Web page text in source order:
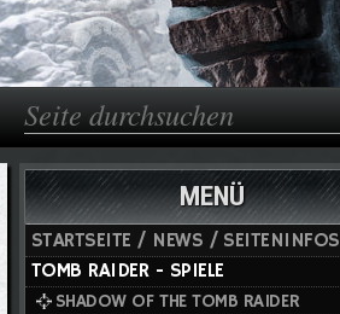
Suchformular
Suche
MENÜ
STARTSEITE / NEWS / SEITENINFOS
TOMB RAIDER - SPIELE
SHADOW OF THE TOMB RAIDER